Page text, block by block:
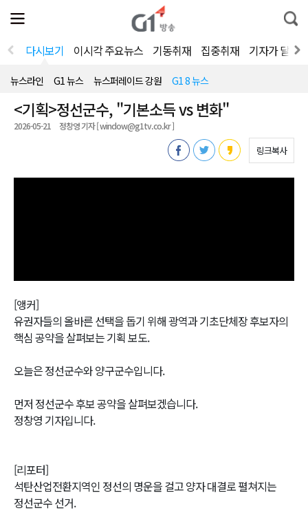
전
체
뉴
열
통
합
색
다시보기 이시각 주요뉴스 기동취재 집중취재 기자가 달려
뉴스라인 G1 뉴스 뉴스퍼레이드 강원 G1 8 뉴스
<기획>정선군수, "기본소득 vs 변화"
2026-05-21 정창영 기자 [ window@g1tv.co.kr ]
링크복사
[앵커]
유권자들의 올바른 선택을 돕기 위해 광역과 기초단체장 후보자의
핵심 공약을 살펴보는 기획 보도.
오늘은 정선군수와 양구군수입니다.
먼저 정선군수 후보 공약을 살펴보겠습니다.
정창영 기자입니다.
[리포터]
석탄산업전환지역인 정선의 명운을 걸고 양자 대결로 펼쳐지는
정선군수 선거.